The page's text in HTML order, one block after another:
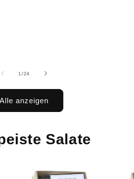
1 /von
24
Alle anzeigen
Salate